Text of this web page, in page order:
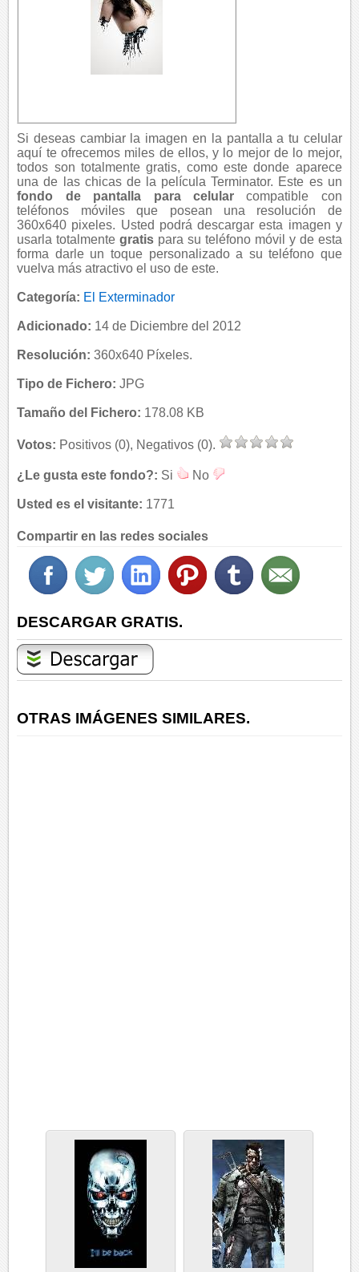
Si deseas cambiar la imagen en la pantalla a tu celular
aquí te ofrecemos miles de ellos, y lo mejor de lo mejor,
todos son totalmente gratis, como este donde aparece
una de las chicas de la película Terminator. Este es un
fondo de pantalla para celularcompatible con
teléfonos móviles que posean una resolución de
360x640 pixeles. Usted podrá descargar esta imagen y
usarla totalmentegratis para su teléfono móvil y de esta
forma darle un toque personalizado a su teléfono que
vuelva más atractivo el uso de este.
Categoría: El Exterminador
Adicionado: 14 de Diciembre del 2012
Resolución: 360x640 Píxeles.
Tipo de Fichero: JPG
Tamaño del Fichero: 178.08 KB
Votos: Positivos (0), Negativos (0).
¿Le gusta este fondo?: Si No
Usted es el visitante: 1771
Compartir en las redes sociales
DESCARGAR GRATIS.
OTRAS IMÁGENES SIMILARES.